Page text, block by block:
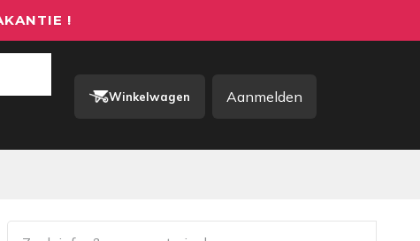
!
Winkelwagen Aanmelden